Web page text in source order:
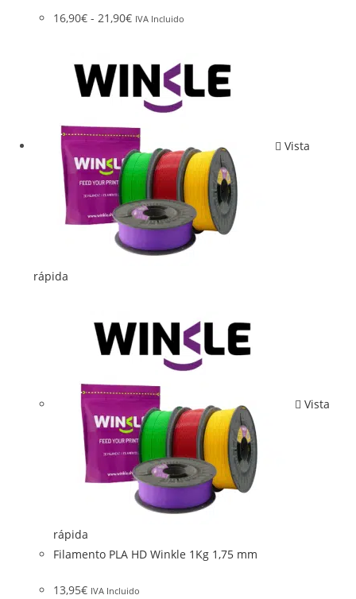
16,90€ - 21,90€ IVA Incluido
Vista
rápida
Vista
rápida
Filamento PLA HD Winkle 1Kg 1,75 mm
13,95€ IVA Incluido